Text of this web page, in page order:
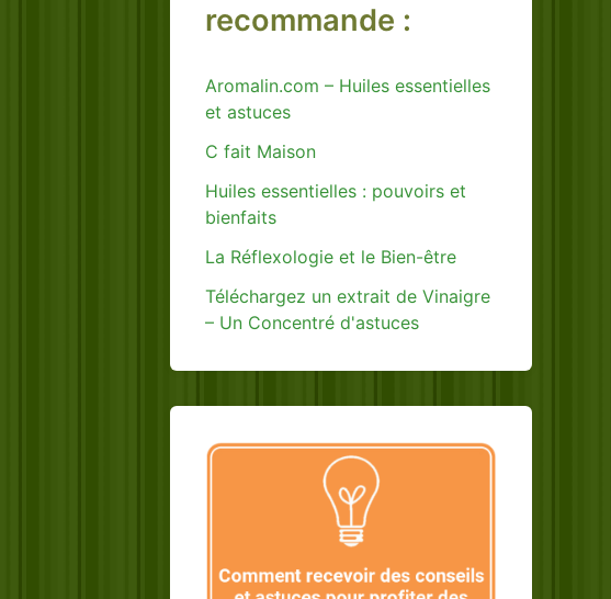
recommande :
Aromalin.com – Huiles essentielles
et astuces
C fait Maison
Huiles essentielles : pouvoirs et
bienfaits
La Réflexologie et le Bien-être
Téléchargez un extrait de Vinaigre
– Un Concentré d'astuces